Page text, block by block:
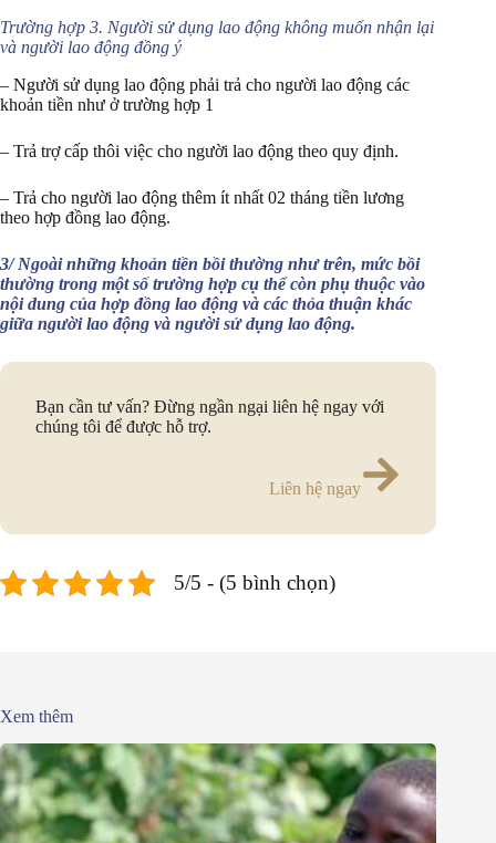
Trường hợp 3. Người sử dụng lao động không muốn nhận lại
và người lao động đồng ý
– Người sử dụng lao động phải trả cho người lao động các
khoản tiền như ở trường hợp 1
– Trả trợ cấp thôi việc cho người lao động theo quy định.
– Trả cho người lao động thêm ít nhất 02 tháng tiền lương
theo hợp đồng lao động.
3/ Ngoài những khoản tiền bồi thường như trên, mức bồi
thường trong một số trường hợp cụ thể còn phụ thuộc vào
nội dung của hợp đồng lao động và các thỏa thuận khác
giữa người lao động và người sử dụng lao động.
Bạn cần tư vấn? Đừng ngần ngại liên hệ ngay với
chúng tôi để được hỗ trợ.
Liên hệ ngay
5/5 - (5 bình chọn)
Xem thêm